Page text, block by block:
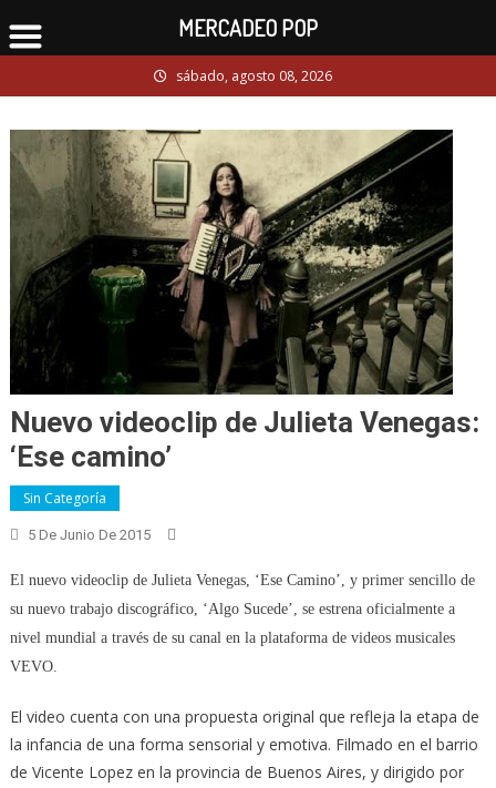
to
sábado, agosto 08, 2026
Nuevo videoclip de Julieta Venegas:
‘Ese camino’
Sin Categoría
5 De Junio De 2015
El nuevo videoclip de Julieta Venegas, ‘Ese Camino’, y primer sencillo de
su nuevo trabajo discográfico, ‘Algo Sucede’, se estrena oficialmente a
nivel mundial a través de su canal en la plataforma de videos musicales
VEVO.
El video cuenta con una propuesta original que refleja la etapa de
la infancia de una forma sensorial y emotiva. Filmado en el barrio
de Vicente Lopez en la provincia de Buenos Aires, y dirigido por
MERCADEO POP